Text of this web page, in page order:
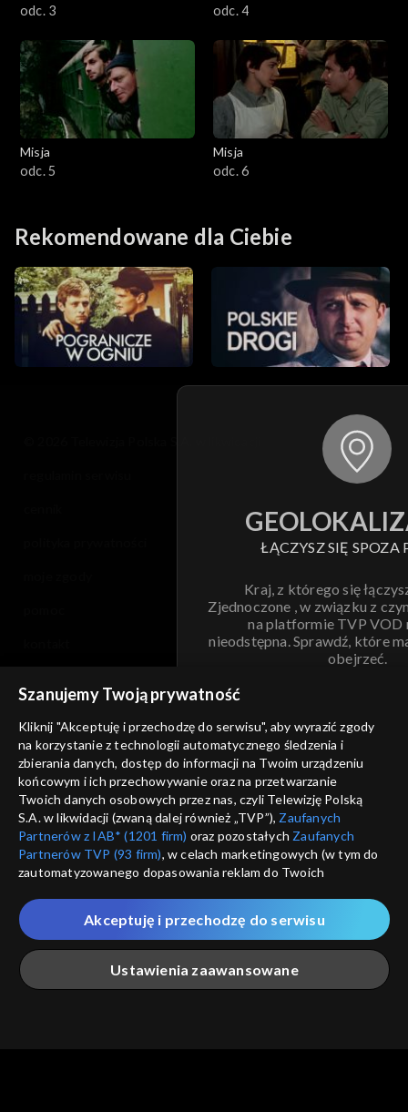
odc. 3
odc. 4
Misja
odc. 5
Misja
odc. 6
Rekomendowane dla Ciebie
ŁĄCZYSZ SIĘ SPOZA
Kraj, z którego się
Zjednoczone , w związku z
na platformie TVP VOD
nieodstępna. Sprawdź, które
obejrzeć.
ANULUJ
informacje o dostawcy usług
Szanujemy Twoją prywatność
Kliknij "Akceptuję i przechodzę do serwisu", aby wyrazić zgody
na korzystanie z technologii automatycznego śledzenia i
zbierania danych, dostęp do informacji na Twoim urządzeniu
końcowym i ich przechowywanie oraz na przetwarzanie
Twoich danych osobowych przez nas, czyli Telewizję Polską
S.A. w likwidacji (zwaną dalej również „TVP”), Zaufanych
Partnerów z IAB* (1201 firm) oraz pozostałych Zaufanych
Partnerów TVP (93 firm), w celach marketingowych (w tym do
zautomatyzowanego dopasowania reklam do Twoich
które wskazujemy poniżej, a także zgody na udostępnianie
przez nas identyfikatora PPID do Google.
Twoje dane osobowe zbierane podczas odwiedzania przez
Ciebie naszych
poszczególnych serwisówzwanych dalej
„Portalem”, w tym informacje zapisywane za pomocą
Ustawienia zaawansowane
Akceptuję i przechodzę do serwisu